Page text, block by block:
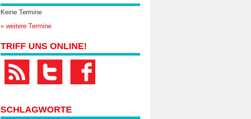
Keine Termine
» weitere Termine
TRIFF UNS ONLINE!
SCHLAGWORTE